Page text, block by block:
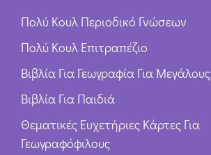
Πολύ Κουλ Περιοδικό Γνώσεων
Πολύ Κουλ Επιτραπέζιο
Βιβλία Για Γεωγραφία Για Μεγάλους
Βιβλία Για Παιδιά
Θεματικές Ευχετήριες Κάρτες Για
Γεωγραφόφιλους